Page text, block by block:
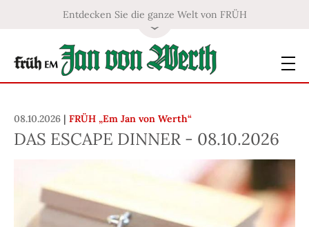
Entdecken Sie die ganze Welt von FRÜH
08.10.2026 | FRÜH „Em Jan von Werth“
DAS ESCAPE DINNER - 08.10.2026